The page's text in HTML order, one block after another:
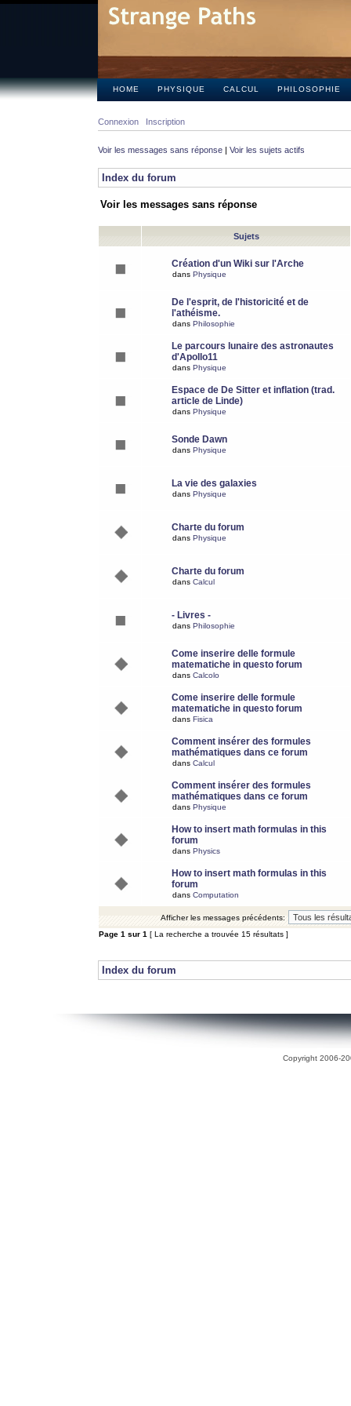
HOME PHYSIQUE CALCUL PHILOSOPHIE
Connexion Inscription
Voir les messages sans réponse | Voir les sujets actifs
Index du forum
Voir les messages sans réponse
Sujets
Création d'un Wiki sur l'Arche
dans Physique
De l'esprit, de l'historicité et de
l'athéisme.
dans Philosophie
Le parcours lunaire des astronautes
d'Apollo11
dans Physique
Espace de De Sitter et inflation (trad.
article de Linde)
dans Physique
Sonde Dawn
dans Physique
La vie des galaxies
dans Physique
Charte du forum
dans Physique
Charte du forum
dans Calcul
- Livres -
dans Philosophie
Come inserire delle formule
matematiche in questo forum
dans Calcolo
Come inserire delle formule
matematiche in questo forum
dans Fisica
Comment insérer des formules
mathématiques dans ce forum
dans Calcul
Comment insérer des formules
mathématiques dans ce forum
dans Physique
How to insert math formulas in this
forum
dans Physics
How to insert math formulas in this
forum
dans Computation
Afficher les messages précédents:
Page 1 sur 1 [ La recherche a trouvée 15 résultats ]
Index du forum
Copyright 2006-